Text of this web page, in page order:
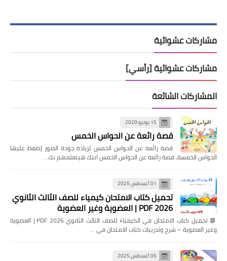
مشاركات عشوائية
مشاركات عشوائية [رأسي]
المشاركات الشائعة
15 يونيو 2020
قصة رائعة عن الحواس الخمس
قصة رائعة عن الحواس الخمس لزيادة جودة الصور إضغط عليها
الحواس الخمسة, قصة رائعة عن الحواس الخمس ابنك هيتعلمهم بك…
01 أغسطس 2025
تحميل كتاب الامتحان كيمياء للصف الثالث الثانوي
2026 PDF | العضوية وغير العضوية
📘 تحميل كتاب الامتحان في الكيمياء للصف الثالث الثانوي 2026 PDF | العضوية
وغير العضوية – شرح وتدريبات كتاب الامتحان في …
05 أغسطس 2025